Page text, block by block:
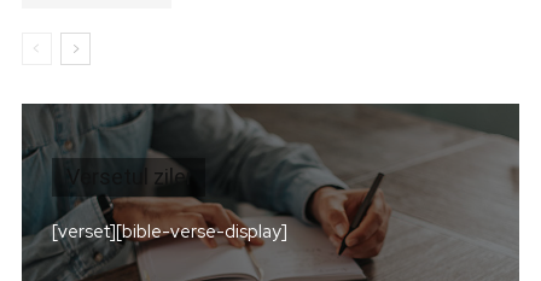
Versetul zilei
[verset][bible-verse-display]